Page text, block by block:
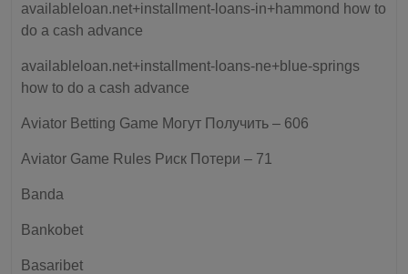
availableloan.net+installment-loans-in+hammond how to
do a cash advance
availableloan.net+installment-loans-ne+blue-springs
how to do a cash advance
Aviator Betting Game Могут Получить – 606
Aviator Game Rules Риск Потери – 71
Banda
Bankobet
Basaribet